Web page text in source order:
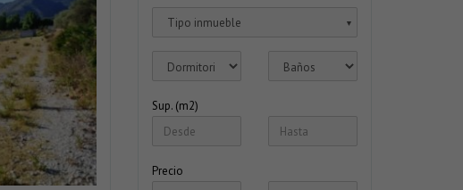
Tipo inmueble ▼
Sup. (m2)
Precio